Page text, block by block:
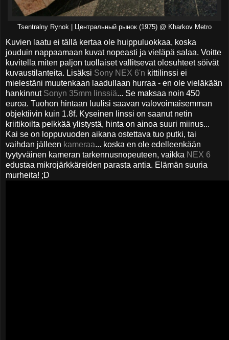
Tsentralny Rynok | Центральный рынок (1975) @ Kharkov Metro
Kuvien laatu ei tällä kertaa ole huippuluokkaa, koska
jouduin nappaamaan kuvat nopeasti ja vieläpä salaa. Voitte
kuvitella miten paljon tuollaiset vallitsevat olosuhteet söivät
kuvaustilanteita. Lisäksi Sony NEX 6'n kittilinssi ei
mielestäni muutenkaan laadullaan hurraa - en ole vieläkään
hankinnut Sonyn 35mm linssiä... Se maksaa noin 450
euroa. Tuohon hintaan luulisi saavan valovoimaisemman
objektiivin kuin 1.8f. Kyseinen linssi on saanut netin
kriitikoilta pelkkää ylistystä, hinta on ainoa suuri miinus...
Kai se on loppuvuoden aikana ostettava tuo putki, tai
vaihdan jälleen kameraa... koska en ole edelleenkään
tyytyväinen kameran tarkennusnopeuteen, vaikka NEX 6
edustaa mikrojärkkäreiden parasta antia. Elämän suuria
murheita! ;D